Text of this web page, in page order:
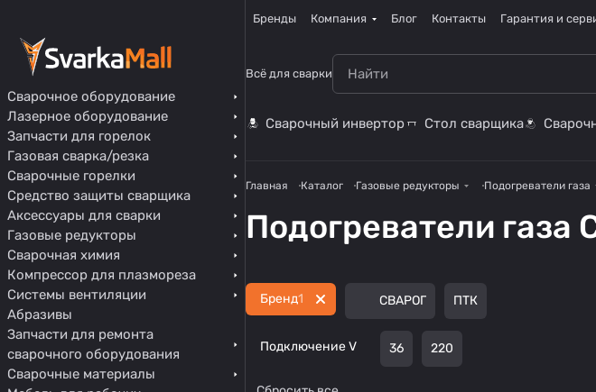
Бренды Компания Блог Контакты Гарантия и
Всё для сварки
Сварочный инвертор Стол сварщика
Главная Каталог Газовые редукторы Подогреватели газа
Подогреватели газа
Бренд1 СВАРОГ ПТК
Подключение V 36 220
Сварочное оборудование
Лазерное оборудование
Запчасти для горелок
Газовая сварка/резка
Сварочные горелки
Средство защиты сварщика
Аксессуары для сварки
Газовые редукторы
Сварочная химия
Компрессор для плазмореза
Системы вентиляции
Абразивы
Запчасти для ремонта
сварочного оборудования
Сварочные материалы